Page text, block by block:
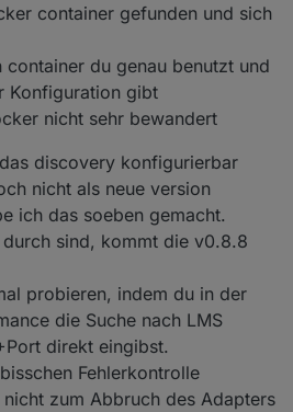
container gefunden und sich
du genau benutzt und
Konfiguration gibt
nicht sehr bewandert
discovery konfigurierbar
nicht als neue version
ich das soeben gemacht.
sind, kommt die v0.8.8
probieren, indem du in der
die Suche nach LMS
direkt eingibst.
Fehlerkontrolle
zum Abbruch des Adapters